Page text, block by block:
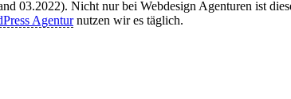
03.2022). Nicht nur bei Webdesign Agenturen ist
Agenturnutzen wir es täglich.